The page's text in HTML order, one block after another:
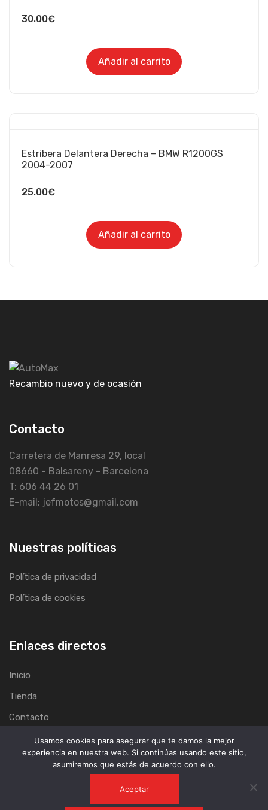
30.00€
Añadir al carrito
Estribera Delantera Derecha – BMW R1200GS
2004-2007
25.00€
Añadir al carrito
Recambio nuevo y de ocasión
Contacto
Carretera de Manresa 29, local
08660 - Balsareny - Barcelona
T: 606 44 26 01
E-mail: jefmotos@gmail.com
Nuestras políticas
Política de privacidad
Política de cookies
Enlaces directos
Inicio
Tienda
Contacto
Usamos cookies para asegurar que te damos la mejor
experiencia en nuestra web. Si continúas usando este sitio,
asumiremos que estás de acuerdo con ello.
Aceptar